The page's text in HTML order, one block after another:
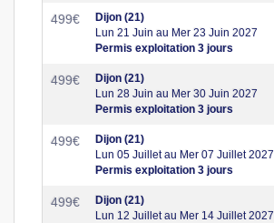
499€
Dijon (21)
Lun 21 Juin au Mer 23 Juin 2027
Permis exploitation 3 jours
499€
Dijon (21)
Lun 28 Juin au Mer 30 Juin 2027
Permis exploitation 3 jours
499€
Dijon (21)
Lun 05 Juillet au Mer 07 Juillet 2027
Permis exploitation 3 jours
499€
Dijon (21)
Lun 12 Juillet au Mer 14 Juillet 2027